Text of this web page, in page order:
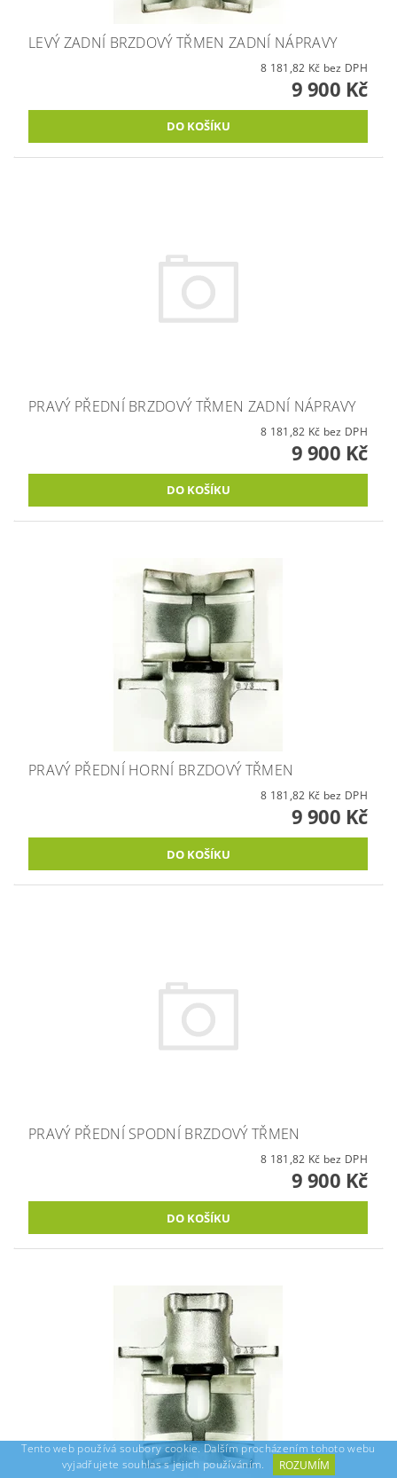
LEVÝ ZADNÍ BRZDOVÝ TŘMEN ZADNÍ NÁPRAVY
8 181,82 Kč bez DPH
9 900 Kč
PRAVÝ PŘEDNÍ BRZDOVÝ TŘMEN ZADNÍ NÁPRAVY
8 181,82 Kč bez DPH
9 900 Kč
PRAVÝ PŘEDNÍ HORNÍ BRZDOVÝ TŘMEN
8 181,82 Kč bez DPH
9 900 Kč
PRAVÝ PŘEDNÍ SPODNÍ BRZDOVÝ TŘMEN
8 181,82 Kč bez DPH
9 900 Kč
Tento web používá soubory cookie. Dalším procházením tohoto webu
vyjadřujete souhlas s jejich používáním.
ROZUMÍM